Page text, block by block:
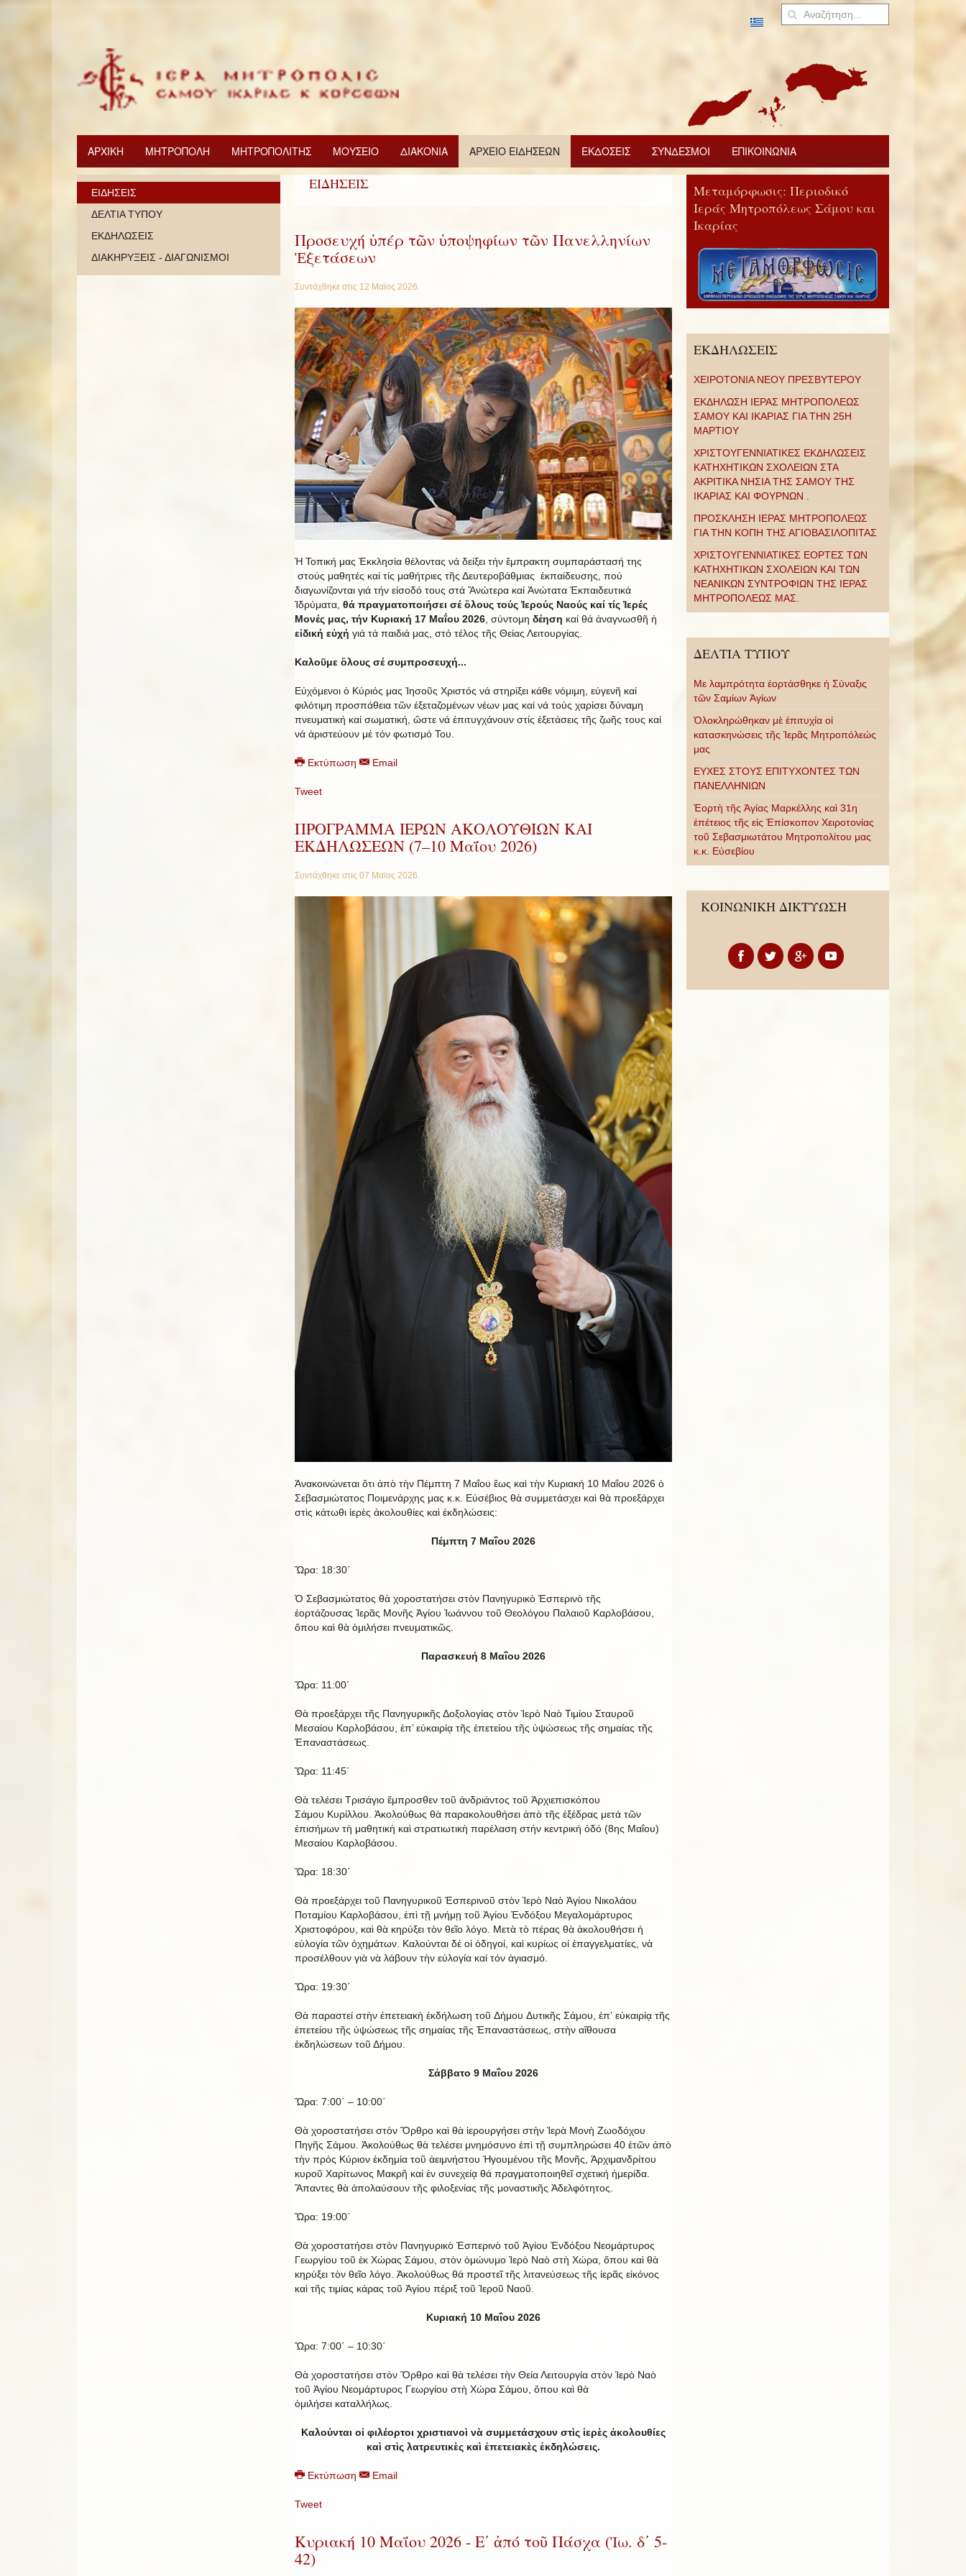
ΑΡΧΙΚΗ ΜΗΤΡΟΠΟΛΗ ΜΗΤΡΟΠΟΛΙΤΗΣ ΜΟΥΣΕΙΟ ΔΙΑΚΟΝΙΑ ΑΡΧΕΙΟ ΕΙΔΗΣΕΩΝ ΕΚΔΟΣΕΙΣ ΣΥΝΔΕΣΜΟΙ ΕΠΙΚΟΙΝΩΝΙΑ
ΕΙΔΗΣΕΙΣ
Προσευχή ὑπέρ τῶν ὑποψηφίων τῶν Πανελληνίων
Ἐξετάσεων
Συντάχθηκε στις 12 Μαϊος 2026.
Ἡ Τοπική μας Ἐκκλησία θέλοντας νά δείξει τήν ἔμπρακτη συμπαράστασή της
στούς μαθητές καί τίς μαθήτριες τῆς Δευτεροβάθμιας ἐκπαίδευσης, πού
διαγωνίζονται γιά τήν εἰσοδό τους στά Ἄνώτερα καί Ἀνώτατα Ἐκπαιδευτικά
Ἰδρύματα, θά πραγματοποιήσει σέ ὃλους τούς Ἱερούς Ναούς καί τίς Ἱερές
Μονές μας, τήν Κυριακή 17 Μαΐου2026, σύντομη δέηση καί θά ἀναγνωσθῆ ἡ
εἰδική εὐχή γιά τά παιδιά μας, στό τέλος τῆς Θείας Λειτουργίας.
Καλοῦμε ὅλους σέ συμπροσευχή...
Εὐχόμενοι ὁ Κύριός μας Ἰησοῦς Χριστός νά στηρίξει κάθε νόμιμη, εὐγενῆ καί
φιλότιμη προσπάθεια τῶν ἐξεταζομένων νέων μας καί νά τούς χαρίσει δύναμη
πνευματική καί σωματική, ὥστε νά ἐπιτυγχάνουν στίς ἐξετάσεις τῆς ζωῆς τους καί
νά ἀριστεύουν μέ τόν φωτισμό Του.
Εκτύπωση Email
Tweet
ΠΡΟΓΡΑΜΜΑ ΙΕΡΩΝ ΑΚΟΛΟΥΘΙΩΝ ΚΑΙ
ΕΚΔΗΛΩΣΕΩΝ (7–10 Μαΐου 2026)
Συντάχθηκε στις 07 Μαϊος 2026.
Ἀνακοινώνεται ὅτι ἀπὸ τὴν Πέμπτη 7 Μαΐου ἕως καὶ τὴν Κυριακή 10 Μαΐου 2026 ὁ
Σεβασμιώτατος Ποιμενάρχης μας κ.κ. Εὐσέβιος θὰ συμμετάσχει καὶ θὰ προεξάρχει
στὶς κάτωθι ἱερὲς ἀκολουθίες καὶ ἐκδηλώσεις:
Πέμπτη 7 Μαΐου 2026
Ὥρα: 18:30΄
Ὁ Σεβασμιώτατος θὰ χοροστατήσει στὸν Πανηγυρικὸ Ἑσπερινὸ τῆς
ἑορτάζουσας Ἱερᾶς Μονῆς Ἁγίου Ἰωάννου τοῦ Θεολόγου Παλαιοῦ Καρλοβάσου,
ὅπου καὶ θὰ ὁμιλήσει πνευματικῶς.
Παρασκευή 8 Μαΐου 2026
Ὥρα: 11:00΄
Θὰ προεξάρχει τῆς Πανηγυρικῆς Δοξολογίας στὸν Ἱερὸ Ναὸ Τιμίου Σταυροῦ
Μεσαίου Καρλοβάσου, ἐπ’ εὐκαιρίᾳ τῆς ἐπετείου τῆς ὑψώσεως τῆς σημαίας τῆς
Ἐπαναστάσεως.
Ὥρα: 11:45΄
Θὰ τελέσει Τρισάγιο ἔμπροσθεν τοῦ ἀνδριάντος τοῦ Ἀρχιεπισκόπου
Σάμου Κυρίλλου. Ἀκολούθως θὰ παρακολουθήσει ἀπὸ τῆς ἐξέδρας μετά τῶν
ἐπισήμων τὴ μαθητικὴ καὶ στρατιωτικὴ παρέλαση στήν κεντρική ὀδό (8ης Μαΐου)
Μεσαίου Καρλοβάσου.
Ὥρα: 18:30΄
Θὰ προεξάρχει τοῦ Πανηγυρικοῦ Ἑσπερινοῦ στὸν Ἱερὸ Ναὸ Ἁγίου Νικολάου
Ποταμίου Καρλοβάσου, ἐπὶ τῇ μνήμῃ τοῦ Ἁγίου Ἐνδόξου Μεγαλομάρτυρος
Χριστοφόρου, καὶ θὰ κηρύξει τὸν θεῖο λόγο. Μετὰ τὸ πέρας θὰ ἀκολουθήσει ἡ
εὐλογία τῶν ὀχημάτων. Καλούνται δέ οἱ ὁδηγοί, καὶ κυρίως οἱ ἐπαγγελματίες, νὰ
προσέλθουν γιὰ νὰ λάβουν τὴν εὐλογία καί τόν ἁγιασμό.
Ὥρα: 19:30΄
Θὰ παραστεί στὴν ἐπετειακὴ ἐκδήλωση τοῦ Δήμου Δυτικῆς Σάμου, ἐπ’ εὐκαιρίᾳ τῆς
ἐπετείου τῆς ὑψώσεως τῆς σημαίας τῆς Ἐπαναστάσεως, στὴν αἴθουσα
ἐκδηλώσεων τοῦ Δήμου.
Σάββατο 9 Μαΐου 2026
Ὥρα: 7:00΄ – 10:00΄
Θὰ χοροστατήσει στὸν Ὄρθρο καὶ θὰ ἱερουργήσει στὴν Ἱερὰ Μονὴ Ζωοδόχου
Πηγῆς Σάμου. Ἀκολούθως θὰ τελέσει μνημόσυνο ἐπὶ τῇ συμπληρώσει 40 ἐτῶν ἀπὸ
τὴν πρός Κύριον ἐκδημία τοῦ ἀειμνήστου Ἡγουμένου τῆς Μονῆς, Ἀρχιμανδρίτου
κυροῦ Χαρίτωνος Μακρῆ καί ἐν συνεχείᾳ θά πραγματοποιηθεῖ σχετική ἡμερίδα.
Ἄπαντες θὰ ἀπολαύσουν τῆς φιλοξενίας τῆς μοναστικῆς Ἀδελφότητος.
Ὥρα: 19:00΄
Θὰ χοροστατήσει στὸν Πανηγυρικὸ Ἑσπερινὸ τοῦ Ἁγίου Ἐνδόξου Νεομάρτυρος
Γεωργίου τοῦ ἐκ Χώρας Σάμου, στὸν ὁμώνυμο Ἱερὸ Ναὸ στὴ Χώρα, ὅπου καὶ θὰ
κηρύξει τὸν θεῖο λόγο. Ἀκολούθως θά προστεῖ τῆς λιτανεύσεως τῆς ἱερᾶς εἰκόνος
καὶ τῆς τιμίας κάρας τοῦ Ἁγίου πέριξ τοῦ Ἱεροῦ Ναοῦ.
Κυριακή 10 Μαΐου 2026
Ὥρα: 7:00΄ – 10:30΄
Θὰ χοροστατήσει στὸν Ὄρθρο καὶ θὰ τελέσει τὴν Θεία Λειτουργία στὸν Ἱερὸ Ναὸ
τοῦ Ἁγίου Νεομάρτυρος Γεωργίου στὴ Χώρα Σάμου, ὅπου καὶ θὰ
ὁμιλήσει καταλλήλως.
Καλούνται οἱ φιλέορτοι χριστιανοὶ νὰ συμμετάσχουν στὶς ἱερὲς ἀκολουθίες
καὶ στὶς λατρευτικὲς καὶ ἐπετειακὲς ἐκδηλώσεις.
Εκτύπωση Email
Tweet
Κυριακή 10 Μαΐου 2026 - E΄ ἀπό τοῦ Πάσχα (Ἰω. δ΄ 5-
42)
ΕΙΔΗΣΕΙΣ
ΔΕΛΤΙΑ ΤΥΠΟΥ
ΕΚΔΗΛΩΣΕΙΣ
ΔΙΑΚΗΡΥΞΕΙΣ - ΔΙΑΓΩΝΙΣΜΟΙ
Μεταμόρφωσις: Περιοδικό
Ιεράς Μητροπόλεως Σάμου και
Ικαρίας
ΕΚΔΗΛΩΣΕΙΣ
ΧΕΙΡΟΤΟΝΙΑ ΝΕΟΥ ΠΡΕΣΒΥΤΕΡΟΥ
ΕΚΔΗΛΩΣΗ ΙΕΡΑΣ ΜΗΤΡΟΠΟΛΕΩΣ
ΣΑΜΟΥ ΚΑΙ ΙΚΑΡΙΑΣ ΓΙΑ ΤΗΝ 25Η
ΜΑΡΤΙΟΥ
ΧΡΙΣΤΟΥΓΕΝΝΙΑΤΙΚΕΣ ΕΚΔΗΛΩΣΕΙΣ
ΚΑΤΗΧΗΤΙΚΩΝ ΣΧΟΛΕΙΩΝ ΣΤΑ
ΑΚΡΙΤΙΚΑ ΝΗΣΙΑ ΤΗΣ ΣΑΜΟΥ ΤΗΣ
ΙΚΑΡΙΑΣ ΚΑΙ ΦΟΥΡΝΩΝ .
ΠΡΟΣΚΛΗΣΗ ΙΕΡΑΣ ΜΗΤΡΟΠΟΛΕΩΣ
ΓΙΑ ΤΗΝ ΚΟΠΗ ΤΗΣ ΑΓΙΟΒΑΣΙΛΟΠΙΤΑΣ
ΧΡΙΣΤΟΥΓΕΝΝΙΑΤΙΚΕΣ ΕΟΡΤΕΣ ΤΩΝ
ΚΑΤΗΧΗΤΙΚΩΝ ΣΧΟΛΕΙΩΝ ΚΑΙ ΤΩΝ
ΝΕΑΝΙΚΩΝ ΣΥΝΤΡΟΦΙΩΝ ΤΗΣ ΙΕΡΑΣ
ΜΗΤΡΟΠΟΛΕΩΣ ΜΑΣ.
ΔΕΛΤΙΑ ΤΥΠΟΥ
Με λαμπρότητα ἑορτάσθηκε ἡ Σύναξις
τῶν Σαμίων Ἁγίων
Ὁλοκληρώθηκαν μὲ ἐπιτυχία οἱ
κατασκηνώσεις τῆς Ἱερᾶς Μητροπόλεώς
μας
ΕΥΧΕΣ ΣΤΟΥΣ ΕΠΙΤΥΧΟΝΤΕΣ ΤΩΝ
ΠΑΝΕΛΛΗΝΙΩΝ
Ἑορτὴ τῆς Ἁγίας Μαρκέλλης καὶ 31η
ἐπέτειος τῆς εἰς Ἐπίσκοπον Χειροτονίας
τοῦ Σεβασμιωτάτου Μητροπολίτου μας
κ.κ. Εὐσεβίου
ΚΟΙΝΩΝΙΚΗ ΔΙΚΤΥΩΣΗ